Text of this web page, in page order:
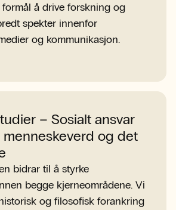
å drive forskning og
spekter innenfor
og kommunikasjon.
– Sosialt ansvar
og det
bidrar til å styrke
begge kjerneområdene. Vi
og filosofisk forankring